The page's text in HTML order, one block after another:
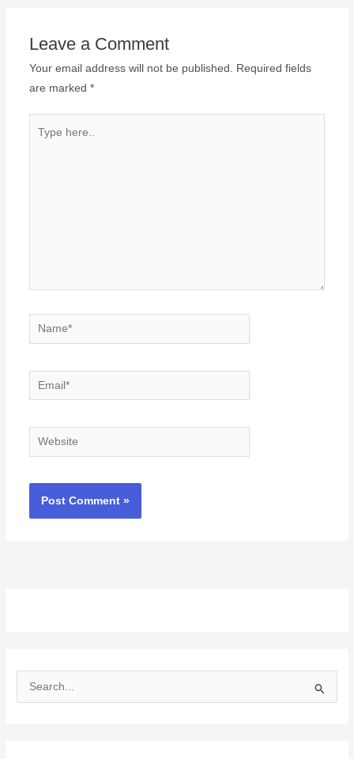
Leave a Comment
Your email address will not be published.
Required fields
are marked *
Name*
Email*
Website
e